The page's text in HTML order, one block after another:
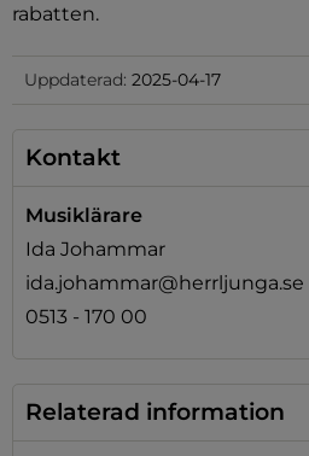
rabatten.
Uppdaterad: 2025-04-17
Kontakt
Musiklärare
Ida Johammar
ida.johammar@herrljunga.se
0513 - 170 00
Relaterad information